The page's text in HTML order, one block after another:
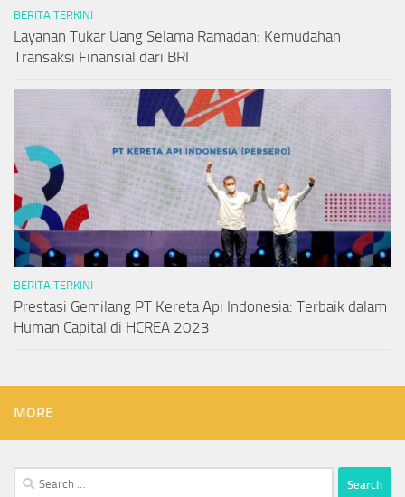
BERITA TERKINI
Layanan Tukar Uang Selama Ramadan: Kemudahan
Transaksi Finansial dari BRI
BERITA TERKINI
Prestasi Gemilang PT Kereta Api Indonesia: Terbaik dalam
Human Capital di HCREA 2023
MORE
Search